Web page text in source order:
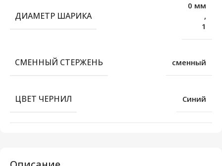
ДИАМЕТР ШАРИКА
0 мм
,
1
СМЕННЫЙ СТЕРЖЕНЬ сменный
ЦВЕТ ЧЕРНИЛ Синий